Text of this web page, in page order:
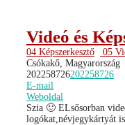
Videó és
04 Képszerkesztő
05
Csókakő, Magyarország
202258726202258726
E-mail
Weboldal
Szia 🙂 ELsősorban
logókat,névjegykártyát is